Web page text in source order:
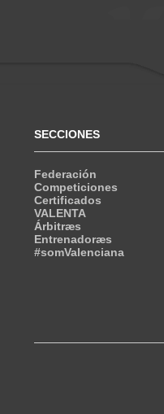
SECCIONES
Federación
Competiciones
Certificados
VALENTA
Árbitræs
Entrenadoræs
#somValenciana